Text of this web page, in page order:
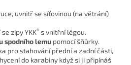
uvnitř se síťovinou (na větrání)
se zipy YKK® s vnitřní légou.
spodního lemu pomocí šňůrky.
pro stahování přední a zadní části,
do karabiny když si ji připínáš